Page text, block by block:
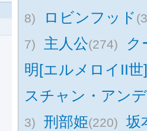
8)
ロビンフッド
7)
主人公(274)
ク
明[エルメロイII世]
スチャン・アン
3) 刑部姫(220)
坂